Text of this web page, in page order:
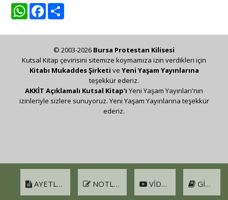
WhatsAppFacebook
AYETLER NOTLAR VIDEO GIRIŞ
© 2003-2026 Bursa Protestan Kilisesi
Kutsal Kitap çevirisini sitemize koymamıza izin verdikleri için
Kitabı Mukaddes Şirketi ve Yeni Yaşam Yayınlarına
teşekkür ederiz.
AKKİT Açıklamalı Kutsal Kitap'ı Yeni Yaşam Yayınları'nın
izinleriyle sizlere sunuyoruz. Yeni Yaşam Yayınlarına teşekkür
ederiz.